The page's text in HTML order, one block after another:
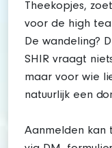
Theekopjes,
voor de high tea
De wandeling?
SHIR vraagt
maar voor wie
natuurlijk een
Aanmelden kan